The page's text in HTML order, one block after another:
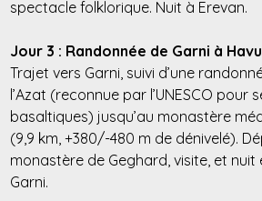
spectacle folklorique. Nuit à Erevan.
Jour 3 : Randonnée de Garni à
Trajet vers Garni, suivi d’une
l’Azat (reconnue par l’UNESCO pour
basaltiques) jusqu’au monastère
(9,9 km, +380/-480 m de dénivelé).
monastère de Geghard, visite, et nuit
Garni.